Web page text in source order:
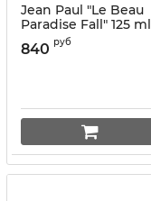
Jean Paul "Le Beau
Paradise Fall" 125 ml
840 руб